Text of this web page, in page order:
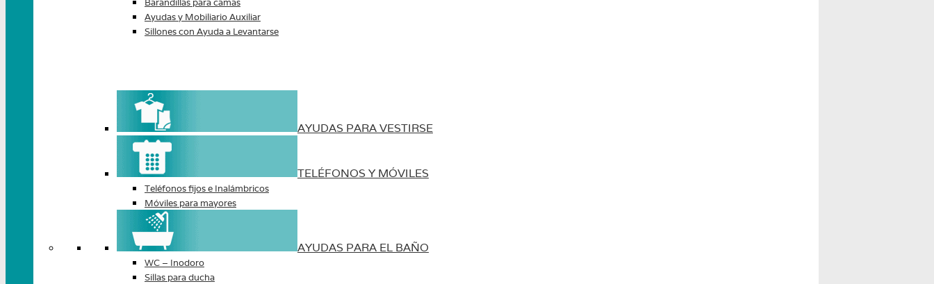
Barandillas para camas
Ayudas y Mobiliario Auxiliar
Sillones con Ayuda a Levantarse
AYUDAS PARA VESTIRSE
TELÉFONOS Y MÓVILES
Teléfonos fijos e Inalámbricos
Móviles para mayores
AYUDAS PARA EL BAÑO
WC – Inodoro
Sillas para ducha